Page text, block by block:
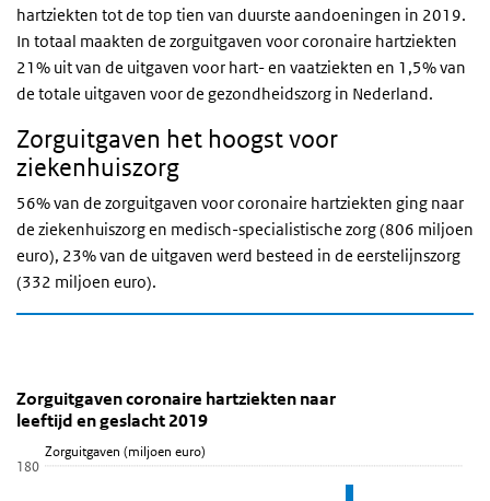
hartziekten tot de top tien van duurste aandoeningen in 2019.
In totaal maakten de zorguitgaven voor coronaire hartziekten
21% uit van de uitgaven voor hart- en vaatziekten en 1,5% van
de totale uitgaven voor de gezondheidszorg in Nederland.
Zorguitgaven het hoogst voor
ziekenhuiszorg
56% van de zorguitgaven voor coronaire hartziekten ging naar
de ziekenhuiszorg en medisch-specialistische zorg (806 miljoen
euro), 23% van de uitgaven werd besteed in de eerstelijnszorg
(332 miljoen euro).
Zorguitgaven coronaire hartziekten naar
Sla de grafiek 'Zorguitgaven coronaire hartziekten naar leeftijd
Zorguitgaven coronaire hartziekten naar leeftijd en
Staaf grafiek met 2 reeksen.
Bekijk als data tabel.
Zorguitgaven (miljoen euro)
Zorguitgaven coronaire hartziekten naar
leeftijd en geslacht 2019
180